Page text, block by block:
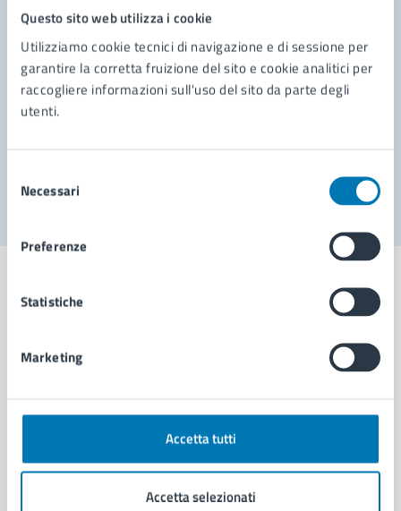
Questo sito web utilizza i cookie
Utilizziamo cookie tecnici di navigazione e di sessione per
garantire la corretta fruizione del sito e cookie analitici per
raccogliere informazioni sull'uso del sito da parte degli
utenti.
delNecessari
Preferenze
Statistiche
Marketing
Accetta tutti
Accetta selezionati
Leggi le domande frequenti
Richiedi assistenza
Prenota appuntamento
Municipalità